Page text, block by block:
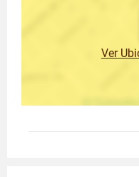
Ver